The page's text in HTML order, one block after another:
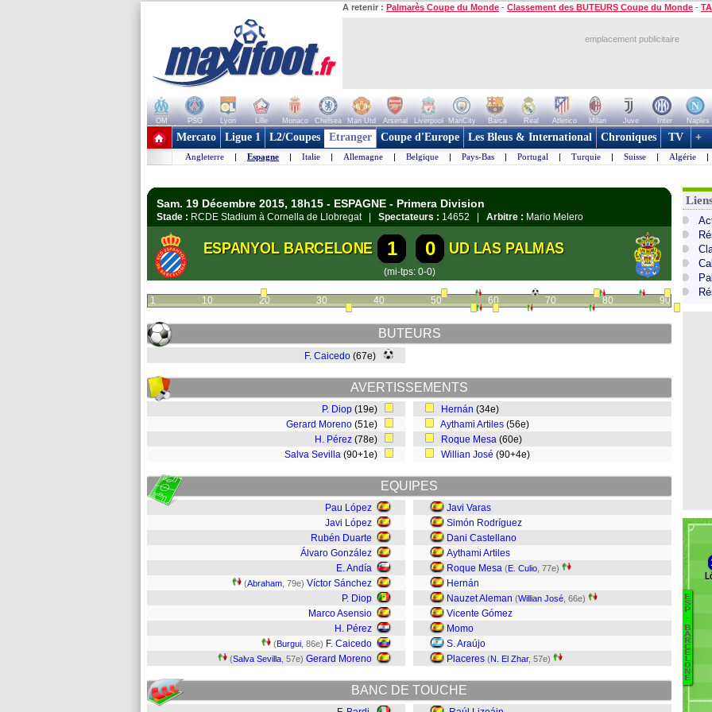
A retenir : Palmarès Coupe du Monde - Classement des BUTEURS Coupe du Monde -
emplacement publicitaire
OM PSG Lyon Lille Monaco Chelsea Man Utd Arsenal Liverpool ManCity Barca Real Atletico Milan Juve Inter Naples
+ de clubs
Mercato Ligue 1 L2/Coupes Etranger Coupe d'Europe Les Bleus & International Chroniques TV +
Angleterre | Espagne | Italie | Allemagne | Belgique | Pays-Bas | Portugal | Turquie | Suisse | Algérie |
Sam. 19 Décembre 2015, 18h15 - ESPAGNE - Primera Division
Stade : RCDE Stadium à Cornella de Llobregat | Spectateurs : 14652 | Arbitre : Mario Melero
ESPANYOL BARCELONE 1 0 UD LAS PALMAS
(mi-tps: 0-0)
1 10 20 30 40 50 60 70 80 90
BUTEURS
F. Caicedo (67e)
AVERTISSEMENTS
P. Diop (19e)
Gerard Moreno (51e)
H. Pérez (78e)
Salva Sevilla (90+1e)
Hernán (34e)
Aythami Artiles (56e)
Roque Mesa (60e)
Willian José (90+4e)
EQUIPES
Pau López
Javi López
Rubén Duarte
Álvaro González
E. Andía
(Abraham , 79e) Víctor Sánchez
P. Diop
Marco Asensio
H. Pérez
(Burgui , 86e) F. Caicedo
(Salva Sevilla , 57e) Gerard Moreno
Javi Varas
Simón Rodríguez
Dani Castellano
Aythami Artiles
Roque Mesa (E. Culio , 77e)
Hernán
Nauzet Aleman (Willian José , 66e)
Vicente Gómez
Momo
S. Araújo
Placeres (N. El Zhar, 57e)
BANC DE TOUCHE
E
S
P
.
B
A
R
C
E
L
O
N
E